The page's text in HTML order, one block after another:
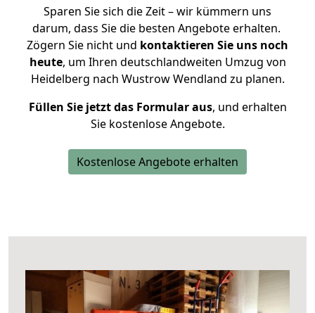
Sparen Sie sich die Zeit – wir kümmern uns
darum, dass Sie die besten Angebote erhalten.
Zögern Sie nicht und kontaktieren Sie uns noch
heute, um Ihren deutschlandweiten Umzug von
Heidelberg nach Wustrow Wendland zu planen.
Füllen Sie jetzt das Formular aus, und erhalten
Sie kostenlose Angebote.
Kostenlose Angebote erhalten